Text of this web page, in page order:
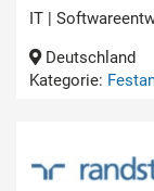
IT |
Deutschland
Kategorie: